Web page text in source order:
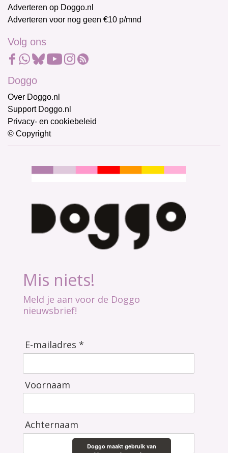
Adverteren op Doggo.nl
Adverteren voor nog geen €10 p/mnd
Volg ons
Doggo
Over Doggo.nl
Support Doggo.nl
Privacy- en cookiebeleid
© Copyright
Mis niets!
Meld je aan voor de Doggo
nieuwsbrief!
E-mailadres *
Voornaam
Achternaam
Doggo maakt gebruik van